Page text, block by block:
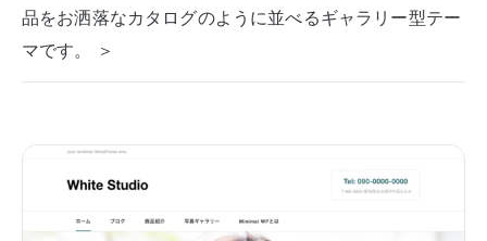
品をお洒落なカタログのように並べるギャラリー型テー
マです。 ＞